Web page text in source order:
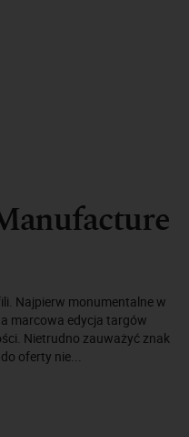
Najpierw monumentalne w
marcowa edycja targów
Nietrudno zauważyć znak
oferty nie...